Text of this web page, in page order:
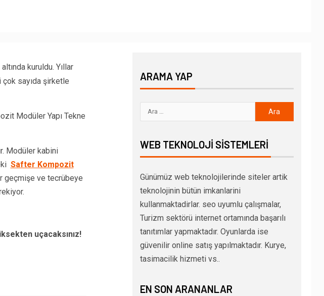
kuruldu. Yıllar
çok sayıda şirketle
Modüler Yapı Tekne
Modüler kabini
Safter Kompozit
geçmişe ve tecrübeye
uçacaksınız!
ARAMA YAP
WEB TEKNOLOJI SISTEMLERI
Günümüz web teknolojilerinde siteler artik
teknolojinin bütün imkanlarini
kullanmaktadirlar. seo uyumlu çalışmalar,
Turizm sektörü internet ortamında başarılı
tanıtımlar yapmaktadır. Oyunlarda ise
güvenilir online satış yapılmaktadır. Kurye,
tasimacilik hizmeti vs..
EN SON ARANANLAR